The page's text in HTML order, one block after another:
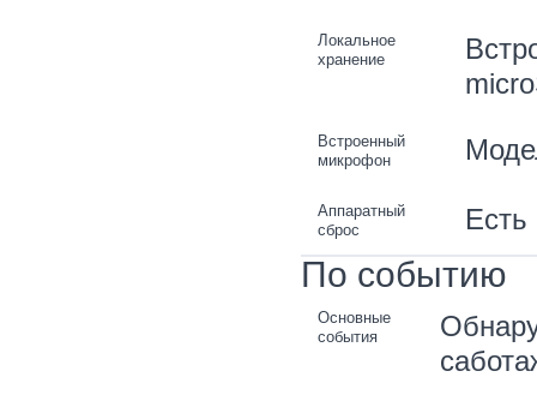
Локальное
хранение
Встроенный
микрофон
Аппаратный
сброс
Есть
По событию
Основные
события